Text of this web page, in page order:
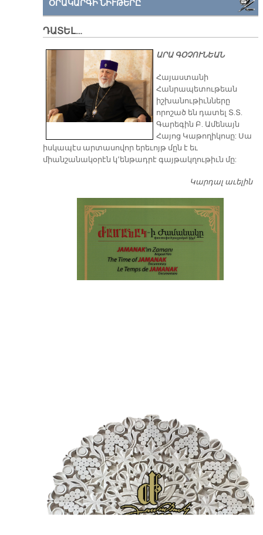
ՕՐԱԿԱՐԳԻ ՆԻՒԹԵՐԸ
ԴԱՏԵԼ…
ԱՐԱ ԳՕՉՈՒՆԵԱՆ
​Հայաստանի
Հանրապետութեան
իշխանութիւնները
որոշած են դատել Տ.Տ.
Գարեգին Բ. Ամենայն
Հայոց Կաթողիկոսը: Սա
իսկապէս արտասովոր երեւոյթ մըն է եւ
միանշանակօրէն կ՚ենթադրէ գայթակղութիւն մը:
Կարդալ աւելին